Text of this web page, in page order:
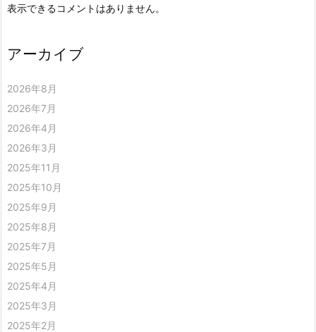
表示できるコメントはありません。
アーカイブ
2026年8月
2026年7月
2026年4月
2026年3月
2025年11月
2025年10月
2025年9月
2025年8月
2025年7月
2025年5月
2025年4月
2025年3月
2025年2月